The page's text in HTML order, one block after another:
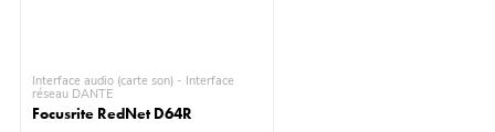
Interface audio (carte son) - Interface
réseau DANTE
Focusrite RedNet D64R